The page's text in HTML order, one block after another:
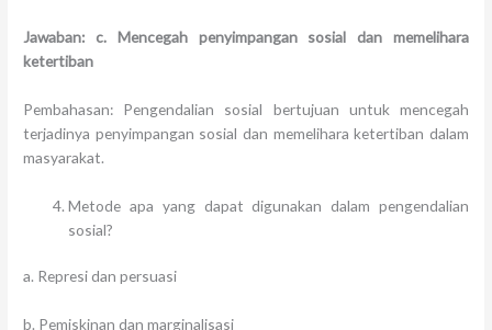
Jawaban: c. Mencegah penyimpangan sosial dan memelihara
ketertiban
Pembahasan: Pengendalian sosial bertujuan untuk mencegah
terjadinya penyimpangan sosial dan memelihara ketertiban dalam
masyarakat.
Metode apa yang dapat digunakan dalam pengendalian
sosial?
a. Represi dan persuasi
b. Pemiskinan dan marginalisasi